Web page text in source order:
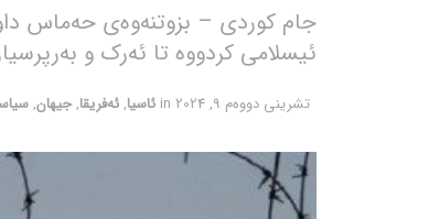
جام کوردی – بزوتنەوەی حەماس
ئیسلامی کردووە تا ئەرک و
تشرینی دووه‌م 9, 2024 in ئاسیا,ئەفریقا,جیهان,